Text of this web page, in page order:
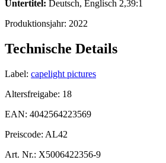
Untertitel: Deutsch, Englisch 2,39:1
Produktionsjahr: 2022
Technische Details
Label: capelight pictures
Altersfreigabe: 18
EAN: 4042564223569
Preiscode: AL42
Art. Nr.: X5006422356-9